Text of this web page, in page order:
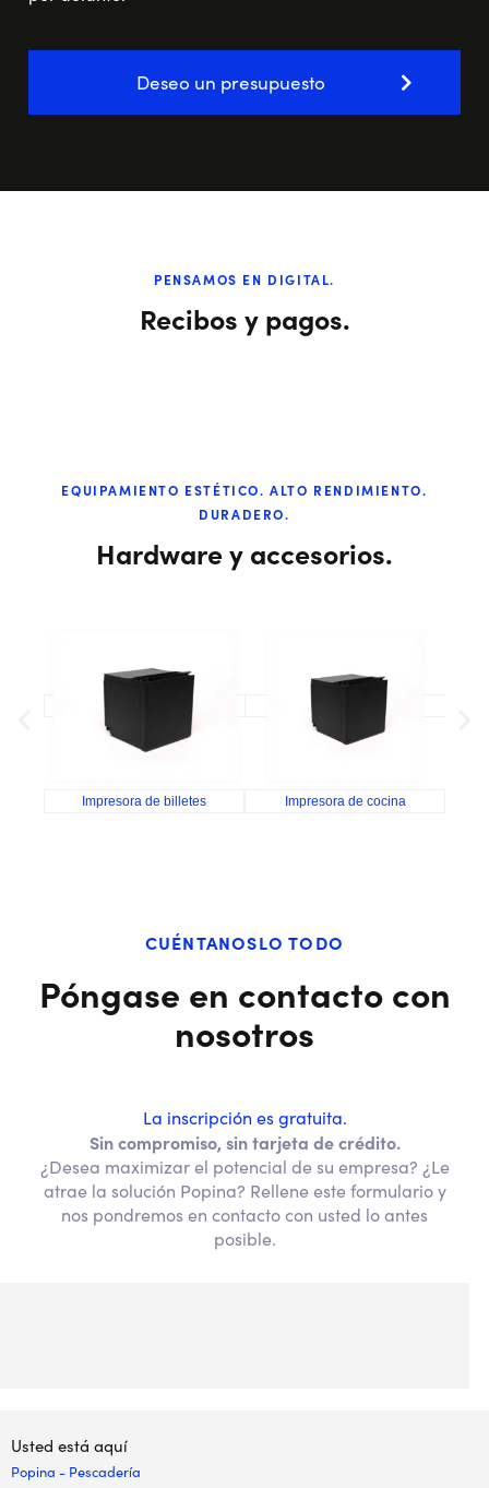
Deseo un presupuesto
PENSAMOS EN DIGITAL.
Recibos y pagos.
EQUIPAMIENTO ESTÉTICO. ALTO RENDIMIENTO.
DURADERO.
Hardware y accesorios.
Impresora de billetes Impresora de cocina
CUÉNTANOSLO TODO
Póngase en contacto con
nosotros
La inscripción es gratuita.
Sin compromiso, sin tarjeta de crédito.
¿Desea maximizar el potencial de su empresa? ¿Le
atrae la solución Popina? Rellene este formulario y
nos pondremos en contacto con usted lo antes
posible.
Usted está aquí
Popina - Pescadería